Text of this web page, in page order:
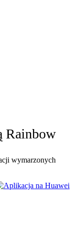
Rainbow
wymarzonych